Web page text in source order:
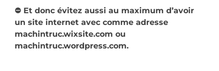
⛔️ Et donc évitez aussi au maximum d’avoir
un site internet avec comme adresse
machintruc.wixsite.com ou
machintruc.wordpress.com.